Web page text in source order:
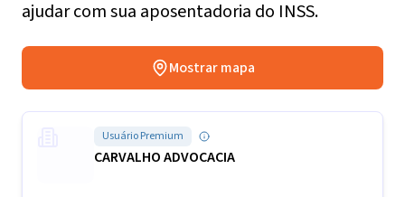
ajudar com sua aposentadoria do INSS.
Mostrar mapa
Usuário Premium
CARVALHO ADVOCACIA